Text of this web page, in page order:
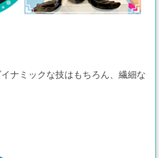
ナミックな技はもちろん、繊細な